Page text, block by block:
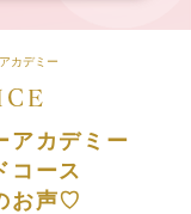
カデミー
アカデミー
コース​
お声♡